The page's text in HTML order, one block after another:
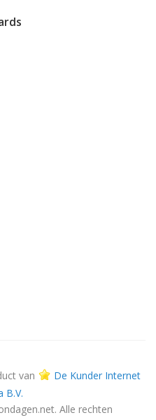
van
De Kunder Internet
B.V.
Alle rechten